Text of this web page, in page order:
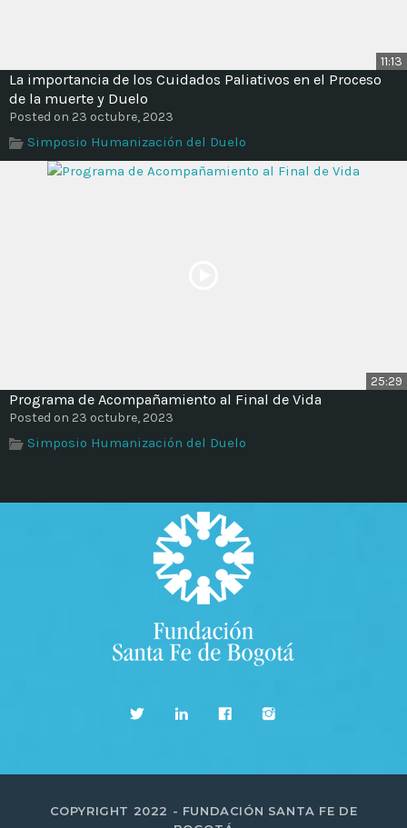
11:13
La importancia de los Cuidados Paliativos en el Proceso
de la muerte y Duelo
Posted on 23 octubre, 2023
Simposio Humanización del Duelo
25:29
Programa de Acompañamiento al Final de Vida
Posted on 23 octubre, 2023
Simposio Humanización del Duelo
COPYRIGHT 2022 - FUNDACIÓN SANTA FE DE